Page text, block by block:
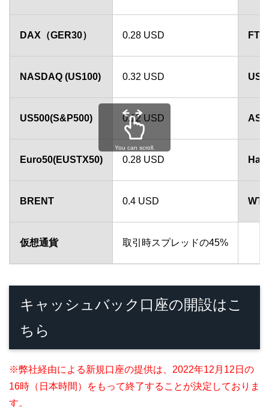
DAX（GER30） 0.28 USD
NASDAQ (US100) 0.32 USD
US500(S&P500) 0.12 USD
Euro50(EUSTX50) 0.28 USD
BRENT 0.4 USD WTI
仮想通貨 取引時スプレッドの45%
You can scroll.
キャッシュバック口座の開設はこ
ちら
※弊社経由による新規口座の提供は、2022年12月12日の
16時（日本時間）をもって終了することが決定しておりま
す。